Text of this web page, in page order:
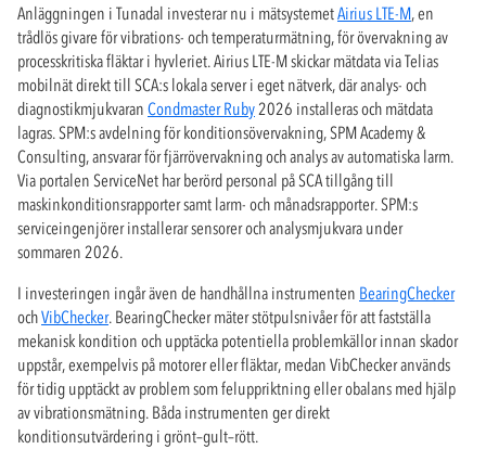
Anläggningen i Tunadal investerar nu i mätsystemetAirius LTE-M, en
trådlös givare för vibrations- och temperaturmätning, för övervakning av
processkritiska fläktar i hyvleriet. Airius LTE-M skickar mätdata via Telias
mobilnät direkt till SCA:s lokala server i eget nätverk, där analys- och
diagnostikmjukvaran Condmaster Ruby 2026 installeras och mätdata
lagras. SPM:s avdelning för konditionsövervakning, SPM Academy &
Consulting, ansvarar för fjärrövervakning och analys av automatiska larm.
Via portalen ServiceNet har berörd personal på SCA tillgång till
maskinkonditionsrapporter samt larm- och månadsrapporter. SPM:s
serviceingenjörer installerar sensorer och analysmjukvara under
sommaren 2026.
I investeringen ingår även de handhållna instrumenten BearingChecker
ochVibChecker. BearingChecker mäter stötpulsnivåer för att fastställa
mekanisk kondition och upptäcka potentiella problemkällor innan skador
uppstår, exempelvis på motorer eller fläktar, medan VibChecker används
för tidig upptäckt av problem som feluppriktning eller obalans med hjälp
av vibrationsmätning. Båda instrumenten ger direkt
konditionsutvärdering i grönt–gult–rött.